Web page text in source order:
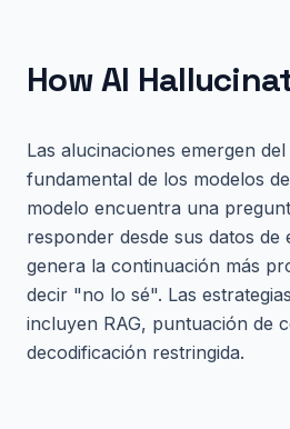
HowAI
Las alucinaciones emergen
fundamental de los modelos
modelo encuentra una
responder desde sus datos de
genera la continuación más
decir "no lo sé". Las
incluyen RAG, puntuación de
decodificación restringida.